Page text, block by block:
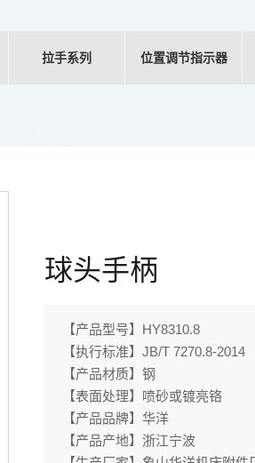
拉手系列 位置调节指示器
球头手柄
【产品型号】HY8310.8
【执行标准】JB/T 7270.8-2014
【产品材质】钢
【表面处理】喷砂或镀亮铬
【产品品牌】华洋
【产品产地】浙江宁波